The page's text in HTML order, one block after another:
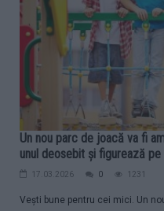
Un nou parc de joacă va fi
unul deosebit și figurează pe
17.03.2026 0 1231
Vești bune pentru cei mici. Un